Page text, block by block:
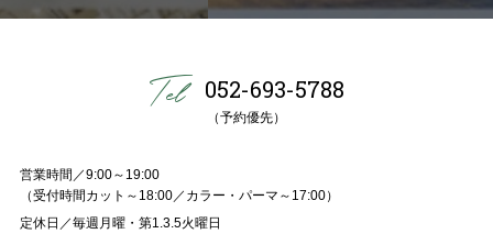
052-693-5788
（予約優先）
営業時間／9:00～19:00
（受付時間カット～18:00／カラー・パーマ～17:00）
定休日／毎週月曜・第1.3.5火曜日